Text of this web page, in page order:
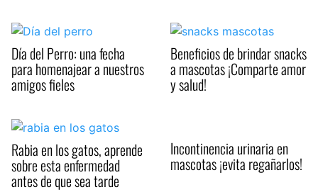
Día del Perro: una fecha
para homenajear a nuestros
amigos fieles
Beneficios de brindar snacks
a mascotas ¡Comparte amor
y salud!
Rabia en los gatos, aprende
sobre esta enfermedad
antes de que sea tarde
Incontinencia urinaria en
mascotas ¡evita regañarlos!